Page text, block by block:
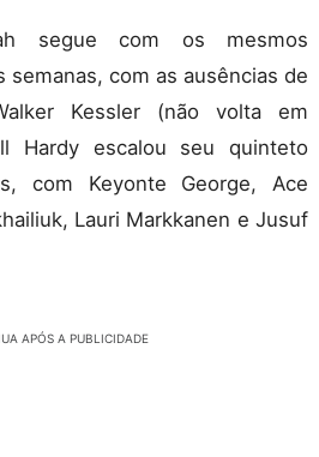
segue com os mesmos
semanas, com as ausências de
Kessler (não volta em
Hardy escalou seu quinteto
com Keyonte George, Ace
Lauri Markkanen e Jusuf
APÓS A PUBLICIDADE